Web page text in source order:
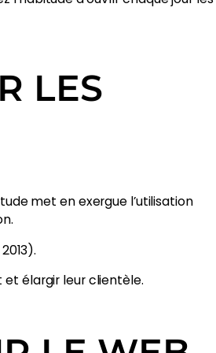
LES
met en exergue l’utilisation
et élargir leur clientèle.